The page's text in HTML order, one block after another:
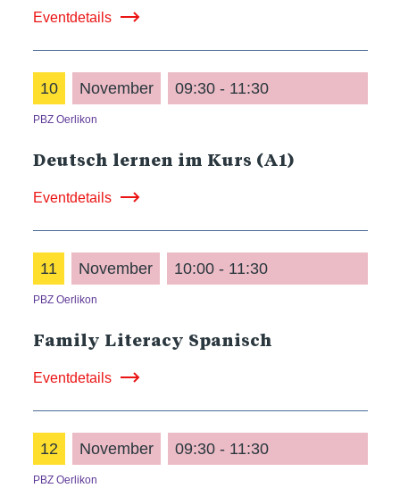
Eventdetails
10 November 09:30 - 11:30
PBZ Oerlikon
Deutsch lernen im Kurs (A1)
Eventdetails
11 November 10:00 - 11:30
PBZ Oerlikon
Family Literacy Spanisch
Eventdetails
12 November 09:30 - 11:30
PBZ Oerlikon